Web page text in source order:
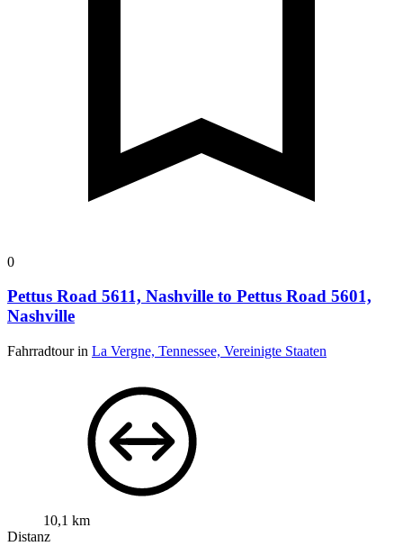
0
Pettus Road 5611, Nashville to Pettus Road 5601,
Nashville
Fahrradtour in La Vergne, Tennessee, Vereinigte Staaten
10,1 km
Distanz